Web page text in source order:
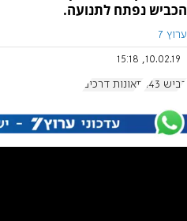
הכביש נפתח לתנועה.
ערוץ 7
10.02.19, 15:18
כביש 443 תאונות דרכים